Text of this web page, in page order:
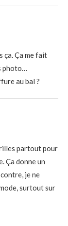
ça. Ça me fait
photo…
au bal ?
partout pour
Ça donne un
je ne
surtout sur